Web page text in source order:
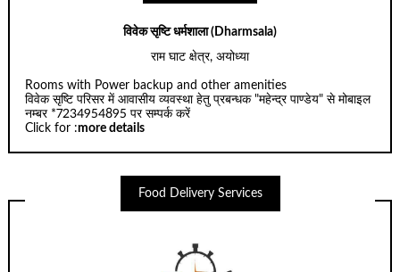
विवेक सृष्टि धर्मशाला (Dharmsala)
राम घाट क्षेत्र, अयोध्या
Rooms with Power backup and other amenities
विवेक सृष्टि परिसर में आवासीय व्यवस्था हेतु प्रबन्धक "महेन्द्र पाण्डेय" से मोबाइल
नम्बर *7234954895 पर सम्पर्क करें
Click for :more details
Food Delivery Services